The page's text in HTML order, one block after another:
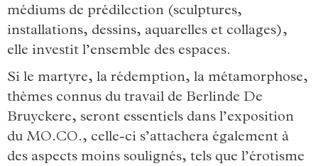
médiums de prédilection (sculptures,
installations, dessins, aquarelles et collages),
elle investit l’ensemble des espaces.
Si le martyre, la rédemption, la métamorphose,
thèmes connus du travail de Berlinde De
Bruyckere, seront essentiels dans l’exposition
du MO.CO., celle-ci s’attachera également à
des aspects moins soulignés, tels que l’érotisme